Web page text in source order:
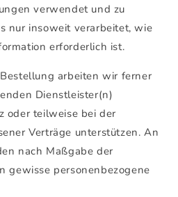
verwendet und zu
nur insoweit verarbeitet, wie
erforderlich ist.
arbeiten wir ferner
Dienstleister(n)
oder teilweise bei der
Verträge unterstützen. An
nach Maßgabe der
gewisse personenbezogene